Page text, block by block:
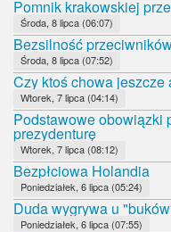
Pomnik krakowskiej
Środa, 8 lipca (06:07)
Bezsilność
Środa, 8 lipca (07:52)
Czy ktoś chowa jeszcze
Wtorek, 7 lipca (04:14)
Podstawowe obowiązki
prezydenturę
Wtorek, 7 lipca (08:12)
Bezpłciowa Holandia
Poniedziałek, 6 lipca (05:24)
Duda wygrywa u
Poniedziałek, 6 lipca (07:55)